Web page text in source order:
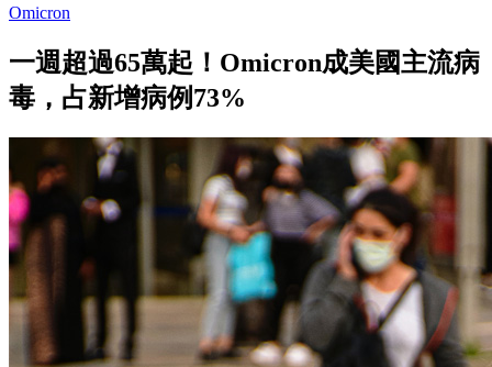
Omicron
一週超過65萬起！Omicron成美國主流病
毒，占新增病例73%